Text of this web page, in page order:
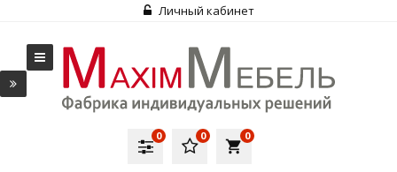
Личный кабинет
local_grocery_store
0
0
0